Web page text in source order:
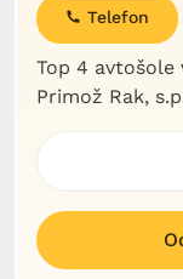
Top 4 avtošole
Primož Rak,
Telefon